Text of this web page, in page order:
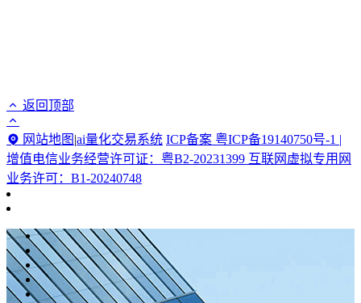
返回顶部
网站地图 |ai量化交易系统 ICP备案 粤ICP备19140750号-1 |
增值电信业务经营许可证：粤B2-20231399 互联网虚拟专用网
业务许可：B1-20240748